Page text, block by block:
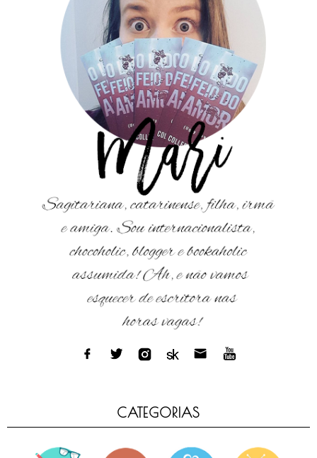
CATEGORIAS